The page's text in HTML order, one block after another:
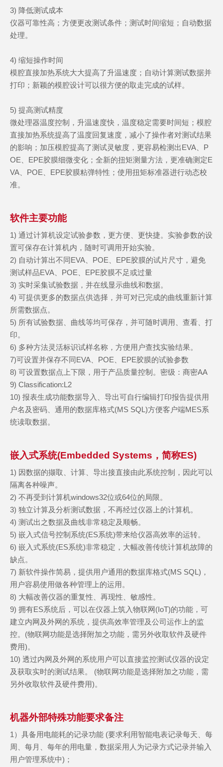
3) 降低测试成本
仪器可靠性高；方便更改测试条件；测试时间缩短；自动数据
处理。
4) 缩短操作时间
模腔直接加热系统大大提高了升温速度；自动计算测试数据并
打印；新颖的模腔设计可以很方便的取走完成的试样。
5) 提高测试精度
微处理器温度控制，升温速度快，温度稳定需要时间短；模腔
直接加热系统提高了温度回复速度，减小了操作者对测试结果
的影响；加压模腔提高了测试灵敏度，更容易检测出EVA、P
OE、EPE胶膜细微变化；全新的扭矩测量方法，更准确测定E
VA、POE、EPE胶膜粘弹特性；使用扭矩标准器进行动态校
准。
软件主要功能
1) 通过计算机设定试验参数，更方便、更快捷。实验参数的设
置可保存在计算机内，随时可调用开始实验。
2) 自动计算出不同EVA、POE、EPE胶膜的试片尺寸，避免
测试样品EVA、POE、EPE胶膜不足或过量
3) 实时采集试验数据，并在线显示曲线和数据。
4) 可提供更多的数据点供选择，并可对已完成的曲线重新计算
所需数据点。
5) 所有试验数据、曲线等均可保存，并可随时调用、查看、打
印。
6) 多种方法灵活标识试样名称，方便用户查找实验结果。
7)可设置并保存不同EVA、POE、EPE胶膜的试验参数
8) 可设置数据点上下限，用于产品质量控制。密级：商密AA
9) Classification:L2
10) 报表生成功能数据导入、导出可自行编辑打印报告提供用
户名及密码、通用的数据库格式(MS SQL)方便客户端MES系
统读取数据。
嵌入式系统(Embedded Systems，简称ES)
1) 因数据的撷取、计算、导出接直接由此系统控制，因此可以
隔离各种噪声。
2) 不再受到计算机windows32位或64位的局限。
3) 独立计算及分析测试数据，不再经过仪器上的计算机。
4) 测试出之数据及曲线非常稳定及顺畅。
5) 嵌入式信号控制系统(ES系统)带来给仪器高效率的运转。
6) 嵌入式系统(ES系统)非常稳定，大幅改善传统计算机故障的
缺点。
7) 新软件操作简易，提供用户通用的数据库格式(MS SQL)，
用户容易使用做各种管理上的运用。
8) 大幅改善仪器的重复性、再现性、敏感性。
9) 拥有ES系统后，可以在仪器上筑入物联网(IoT)的功能，可
建立内网及外网的系统，提供高效率管理及公司运作上的监
控。(物联网功能是选择附加之功能，需另外收取软件及硬件
费用)。
10) 透过内网及外网的系统用户可以直接监控测试仪器的设定
及获取实时的测试结果。 (物联网功能是选择附加之功能，需
另外收取软件及硬件费用)。
机器外部特殊功能要求备注
1）具备用电能耗的记录功能 (要求利用智能电表记录每天、每
周、每月、每年的用电量，数据采用人为记录方式记录并输入
用户管理系统中)；